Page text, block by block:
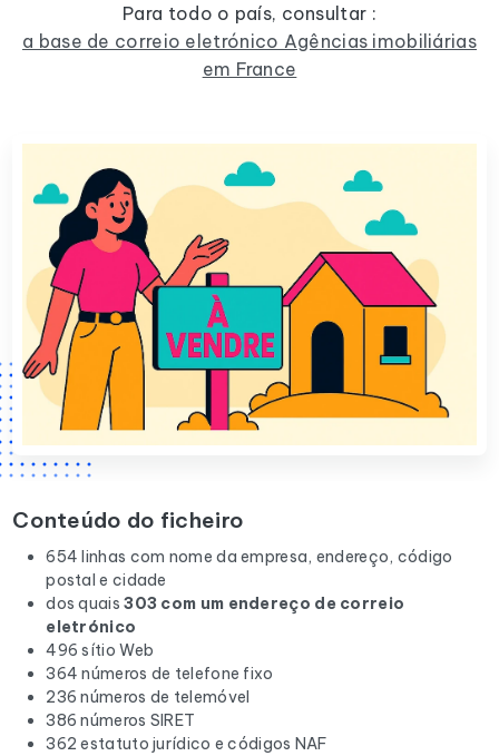
Para todo o país, consultar :
a base de correio eletrónico Agências imobiliárias
em France
Conteúdo do ficheiro
654 linhas com nome da empresa, endereço, código
postal e cidade
dos quais303 com um endereço de correio
eletrónico
496 sítio Web
364 números de telefone fixo
236 números de telemóvel
386 números SIRET
362 estatuto jurídico e códigos NAF